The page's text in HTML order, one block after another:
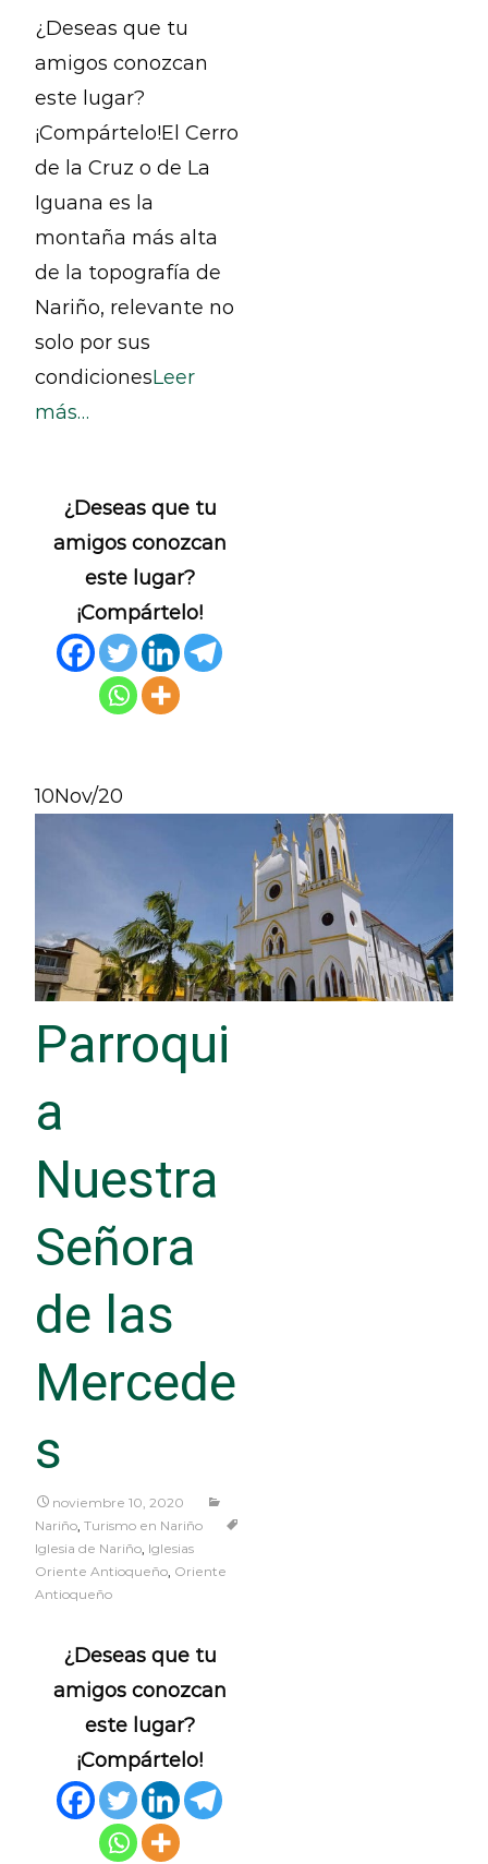
¿Deseas que tu
amigos conozcan
este lugar?
¡Compártelo!El Cerro
de la Cruz o de La
Iguana es la
montaña más alta
de la topografía de
Nariño, relevante no
solo por sus
condicionesLeer
más…
¿Deseas que tu
amigos conozcan
este lugar?
¡Compártelo!
10Nov/20
Parroqui
a
Nuestra
Señora
de las
Mercede
s
noviembre 10, 2020
Nariño Turismo en Nariño
Iglesia de Nariño Iglesias
Oriente Antioqueño Oriente
Antioqueño
¿Deseas que tu
amigos conozcan
este lugar?
¡Compártelo!